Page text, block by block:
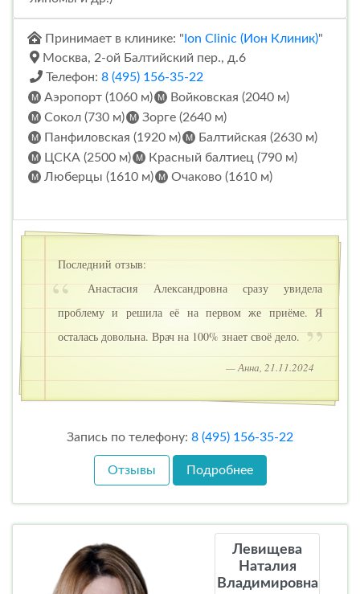
Принимает в клинике: " Ion Clinic (Ион Клиник)"
Москва, 2-ой Балтийский пер., д.6
Телефон: 8 (495) 156-35-22
Аэропорт (1060 м)
Войковская (2040 м)
Сокол (730 м)
Зорге (2640 м)
Панфиловская (1920 м)
Балтийская (2630 м)
ЦСКА (2500 м)
Красный балтиец (790 м)
Люберцы (1610 м)
Очаково (1610 м)
Последний отзыв:
Анастасия Александровна сразу увидела
проблему и решила её на первом же приёме. Я
осталась довольна. Врач на 100% знает своё дело.
— Анна, 21.11.2024
Запись по телефону: 8 (495) 156-35-22
Отзывы Подробнее
Левищева
Наталия
Владимировна